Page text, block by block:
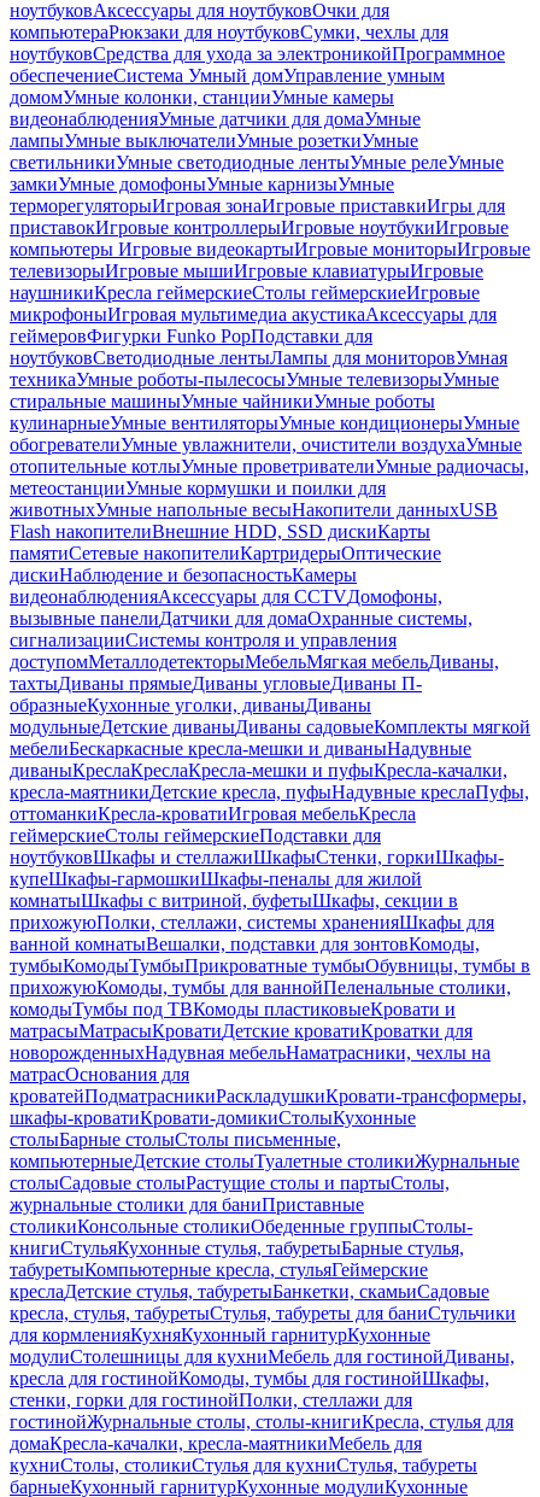
ноутбуковАксессуары для ноутбуковОчки для
компьютераРюкзаки для ноутбуковСумки, чехлы для
ноутбуковСредства для ухода за электроникойПрограммное
обеспечениеСистема Умный домУправление умным
домомУмные колонки, станцииУмные камеры
видеонаблюденияУмные датчики для домаУмные
лампыУмные выключателиУмные розеткиУмные
светильникиУмные светодиодные лентыУмные релеУмные
замкиУмные домофоныУмные карнизыУмные
терморегуляторыИгровая зонаИгровые приставкиИгры для
приставокИгровые контроллерыИгровые ноутбукиИгровые
компьютеры Игровые видеокартыИгровые мониторыИгровые
телевизорыИгровые мышиИгровые клавиатурыИгровые
наушникиКресла геймерскиеСтолы геймерскиеИгровые
микрофоныИгровая мультимедиа акустикаАксессуары для
геймеровФигурки Funko PopПодставки для
ноутбуковСветодиодные лентыЛампы для мониторовУмная
техникаУмные роботы-пылесосыУмные телевизорыУмные
стиральные машиныУмные чайникиУмные роботы
кулинарныеУмные вентиляторыУмные кондиционерыУмные
обогревателиУмные увлажнители, очистители воздухаУмные
отопительные котлыУмные проветривателиУмные радиочасы,
метеостанцииУмные кормушки и поилки для
животныхУмные напольные весыНакопители данныхUSB
Flash накопителиВнешние HDD, SSD дискиКарты
памятиСетевые накопителиКартридерыОптические
дискиНаблюдение и безопасностьКамеры
видеонаблюденияАксессуары для CCTVДомофоны,
вызывные панелиДатчики для домаОхранные системы,
сигнализацииСистемы контроля и управления
доступомМеталлодетекторыМебельМягкая мебельДиваны,
тахтыДиваны прямыеДиваны угловыеДиваны П-
образныеКухонные уголки, диваныДиваны
модульныеДетские диваныДиваны садовыеКомплекты мягкой
мебелиБескаркасные кресла-мешки и диваныНадувные
диваныКреслаКреслаКресла-мешки и пуфыКресла-качалки,
кресла-маятникиДетские кресла, пуфыНадувные креслаПуфы,
оттоманкиКресла-кроватиИгровая мебельКресла
геймерскиеСтолы геймерскиеПодставки для
ноутбуковШкафы и стеллажиШкафыСтенки, горкиШкафы-
купеШкафы-гармошкиШкафы-пеналы для жилой
комнатыШкафы с витриной, буфетыШкафы, секции в
прихожуюПолки, стеллажи, системы храненияШкафы для
ванной комнатыВешалки, подставки для зонтовКомоды,
тумбыКомодыТумбыПрикроватные тумбыОбувницы, тумбы в
прихожуюКомоды, тумбы для ваннойПеленальные столики,
комодыТумбы под ТВКомоды пластиковыеКровати и
матрасыМатрасыКроватиДетские кроватиКроватки для
новорожденныхНадувная мебельНаматрасники, чехлы на
матрасОснования для
кроватейПодматрасникиРаскладушкиКровати-трансформеры,
шкафы-кроватиКровати-домикиСтолыКухонные
столыБарные столыСтолы письменные,
компьютерныеДетские столыТуалетные столикиЖурнальные
столыСадовые столыРастущие столы и партыСтолы,
журнальные столики для баниПриставные
столикиКонсольные столикиОбеденные группыСтолы-
книгиСтульяКухонные стулья, табуретыБарные стулья,
табуретыКомпьютерные кресла, стульяГеймерские
креслаДетские стулья, табуретыБанкетки, скамьиСадовые
кресла, стулья, табуретыСтулья, табуреты для баниСтульчики
для кормленияКухняКухонный гарнитурКухонные
модулиСтолешницы для кухниМебель для гостинойДиваны,
кресла для гостинойКомоды, тумбы для гостинойШкафы,
стенки, горки для гостинойПолки, стеллажи для
гостинойЖурнальные столы, столы-книгиКресла, стулья для
домаКресла-качалки, кресла-маятникиМебель для
кухниСтолы, столикиСтулья для кухниСтулья, табуреты
барныеКухонный гарнитурКухонные модулиКухонные